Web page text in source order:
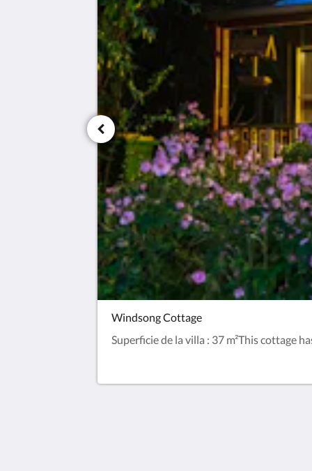
Windsong Cottage
Superficie de la villa : 37 m²This cottage